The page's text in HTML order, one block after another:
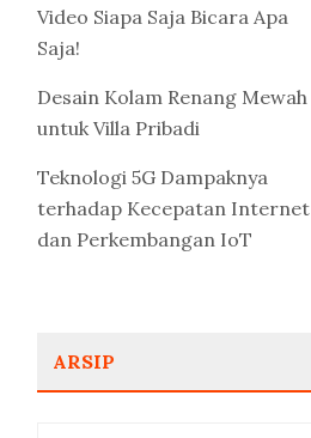
Video Siapa Saja Bicara Apa
Saja!
Desain Kolam Renang Mewah
untuk Villa Pribadi
Teknologi 5G Dampaknya
terhadap Kecepatan Internet
dan Perkembangan IoT
ARSIP